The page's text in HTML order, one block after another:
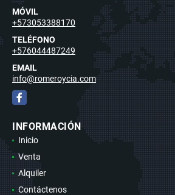
MÓVIL
+573053388170
TELÉFONO
+576044487249
EMAIL
info@romeroycia.com
Facebook
INFORMACIÓN
Inicio
Venta
Alquiler
Contáctenos